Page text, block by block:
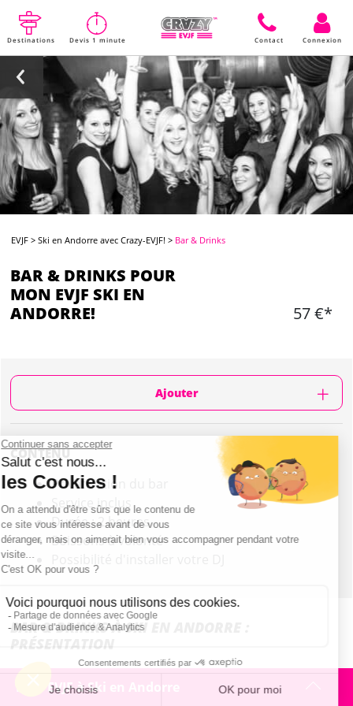
Destinations Devis 1 minute Contact Connexion
EVJF >Ski en Andorre avec Crazy-EVJF! > Bar & Drinks
BAR & DRINKS POUR
MON EVJF SKI EN
ANDORRE!
57 €*
Ajouter
CONTENU
Privatisation du bar
Service inclus
Durée : 2 heures
Boissons à volonté
BAR & DRINKS À SKI EN ANDORRE :
PRÉSENTATION
Bar & Drinks pendant votre EVJF au Ski en Andorre!
Mon EVJF à Ski en Andorre